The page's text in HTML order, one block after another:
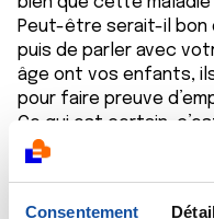
Consentement
Peut-être serait-il bon
puis de parler avec
âge ont vos enfants,
pour faire preuve
Ce qui est certain,
souvent que vous le